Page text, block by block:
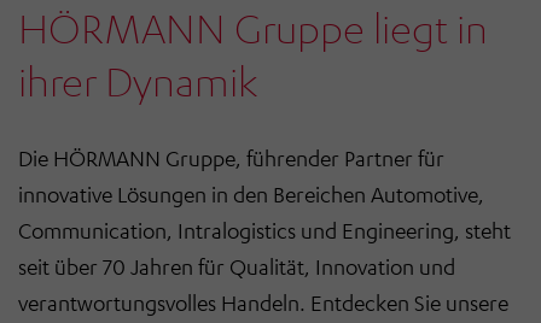
HÖRMANN Gruppe liegt in
ihrer Dynamik
Die HÖRMANN Gruppe, führender Partner für
innovative Lösungen in den Bereichen Automotive,
Communication, Intralogistics und Engineering, steht
seit über 70 Jahren für Qualität, Innovation und
verantwortungsvolles Handeln. Entdecken Sie unsere